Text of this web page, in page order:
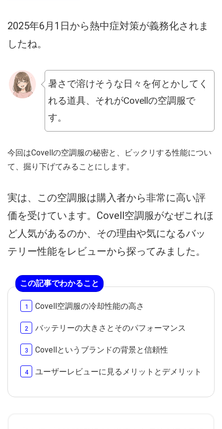
2025年6月1日から熱中症対策が義務化されま
したね。
暑さで溶けそうな日々を何とかしてく
れる道具、それがCovellの空調服で
す。
今回はCovellの空調服の秘密と、ビックリする性能につい
て、掘り下げてみることにします。
実は、この空調服は購入者から非常に高い評
価を受けています。Covell空調服がなぜこれほ
ど人気があるのか、その理由や気になるバッ
テリー性能をレビューから探ってみました。
この記事でわかること
Covell空調服の冷却性能の高さ
バッテリーの大きさとそのパフォーマンス
Covellというブランドの背景と信頼性
ユーザーレビューに見るメリットとデメリット